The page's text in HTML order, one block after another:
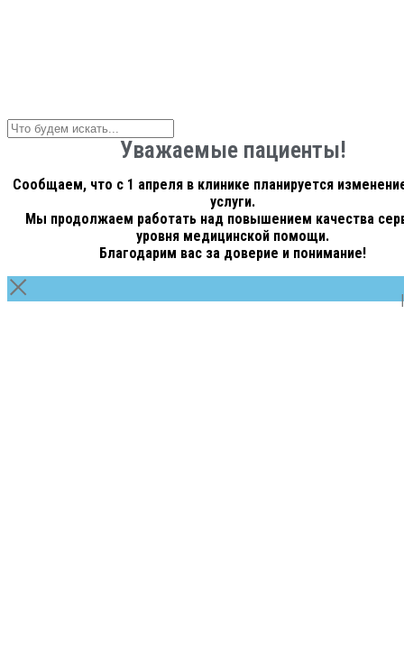
Уважаемые пациенты!
Сообщаем, что с 1 апреля в клинике планируется
услуги.
Мы продолжаем работать над повышением качества
уровня медицинской помощи.
Благодарим вас за доверие и понимание!